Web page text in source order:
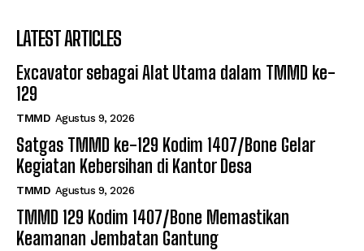
LATEST ARTICLES
Excavator sebagai Alat Utama dalam TMMD ke-
129
TMMD Agustus 9, 2026
Satgas TMMD ke-129 Kodim 1407/Bone Gelar
Kegiatan Kebersihan di Kantor Desa
TMMD Agustus 9, 2026
TMMD 129 Kodim 1407/Bone Memastikan
Keamanan Jembatan Gantung